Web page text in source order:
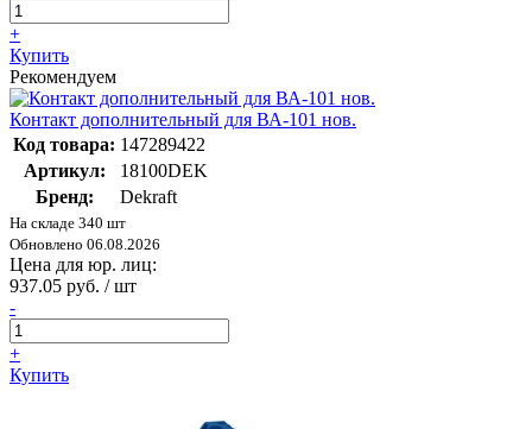
+
Купить
Рекомендуем
Контакт дополнительный для ВА-101 нов.
Код товара: 147289422
Артикул:
18100DEK
Бренд:
Dekraft
На складе 340 шт
Обновлено 06.08.2026
Цена для юр. лиц:
937.05 руб. / шт
-
+
Купить